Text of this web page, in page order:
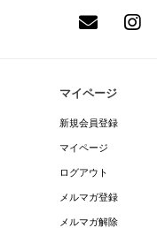
マイページ
新規会員登録
マイページ
ログアウト
メルマガ登録
メルマガ解除